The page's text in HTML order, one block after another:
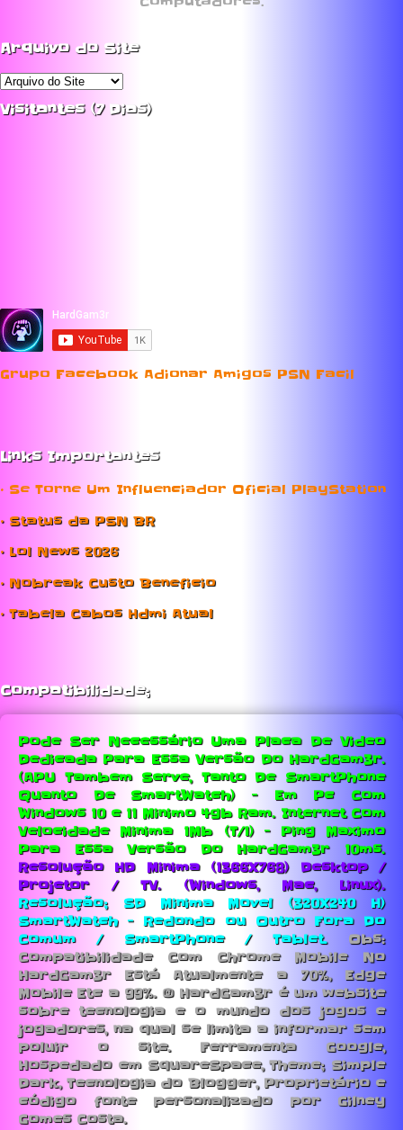
Arquivo do Site
Visitantes (7 Dias)
Grupo Facebook Adionar Amigos PSN Facil
Links Importantes
• Se Torne Um Influenciador Oficial PlayStation
• Status da PSN BR
• Lol News 2026
• Nobreak Custo Beneficio
• Tabela Cabos Hdmi Atual
Compatibilidade;
Pode Ser Necessário Uma Placa De Video
Dedicada Para Essa Versão Do HardGam3r.
(APU Tambem Serve, Tanto De SmartPhone
Quanto De SmartWatch) - Em Pc Com
Windows 10 e 11 Minimo 4gb Ram. Internet Com
Velocidade Minima 1Mb (T/1) - Ping Maximo
Para Essa Versão Do HardGam3r 10ms.
Resolução HD Minima (1366X768) Desktop /
Projetor / TV. (Windows, Mac, Linux).
Resolução; SD Minima Movel (320X240 H)
SmartWatch - Redondo ou Outro Fora Do
Comum / SmartPhone / Tablet.Obs:
Compatibilidade Com Chrome Mobile No
HardGam3r Está Atualmente a 70%, Edge
Mobile Etc a 99%. © HardGam3r é um website
sobre tecnologia e o mundo dos jogos e
jogadores, na qual se limita a informar sem
poluir o site. Ferramenta Google,
Hospedado em SquareSpace, Theme; Simple
Dark, Tecnologia do Blogger, Proprietário e
código fonte personalizado por Gilney
Gomes Costa.